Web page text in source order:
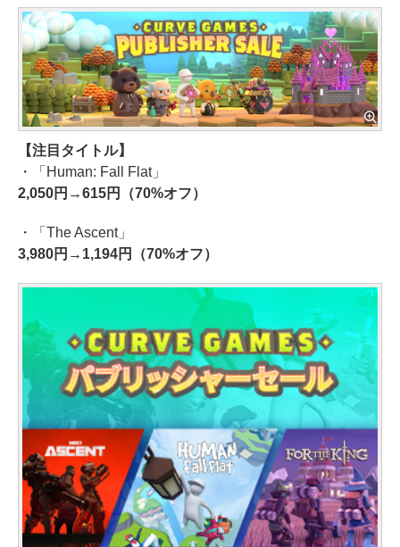
【注目タイトル】
・「Human: Fall Flat」
2,050円→615円（70%オフ）
・「The Ascent」
3,980円→1,194円（70%オフ）